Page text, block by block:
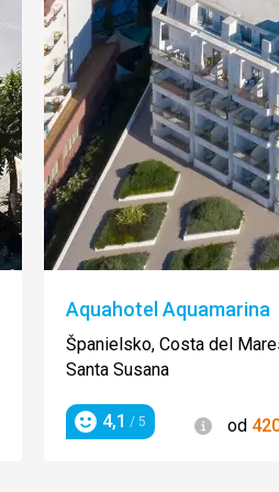
Aquahotel Aquamarina
Španielsko, Costa del
Santa Susana
Hodnotenie
4,1 / 5 od